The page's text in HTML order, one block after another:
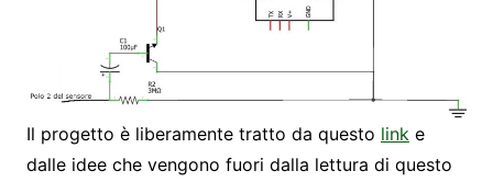
Il progetto è liberamente tratto da questo link e
dalle idee che vengono fuori dalla lettura di questo